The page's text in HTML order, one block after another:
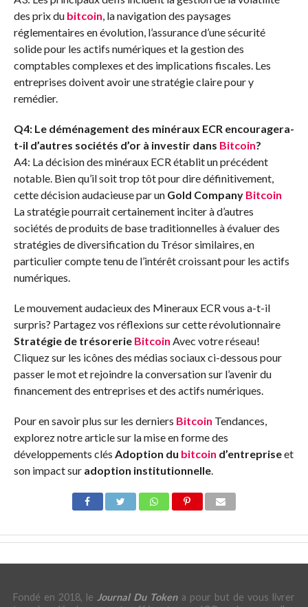
des prix du bitcoin , la navigation des paysages
réglementaires en évolution, l’assurance d’une sécurité
solide pour les actifs numériques et la gestion des
comptables complexes et des implications fiscales. Les
entreprises doivent avoir une stratégie claire pour y
remédier.
Q4: Le déménagement des minéraux ECR encouragera-
t-il d’autres sociétés d’or à investir dans Bitcoin?
A4: La décision des minéraux ECR établit un précédent
notable. Bien qu’il soit trop tôt pour dire définitivement,
cette décision audacieuse par un Gold Company Bitcoin
La stratégie pourrait certainement inciter à d’autres
sociétés de produits de base traditionnelles à évaluer des
stratégies de diversification du Trésor similaires, en
particulier compte tenu de l’intérêt croissant pour les actifs
numériques.
Le mouvement audacieux des Mineraux ECR vous a-t-il
surpris? Partagez vos réflexions sur cette révolutionnaire
Stratégie de trésorerie Bitcoin Avec votre réseau!
Cliquez sur les icônes des médias sociaux ci-dessous pour
passer le mot et rejoindre la conversation sur l’avenir du
financement des entreprises et des actifs numériques.
Pour en savoir plus sur les derniers Bitcoin Tendances,
explorez notre article sur la mise en forme des
développements clés Adoption du bitcoin d’entrepriseet
son impact sur adoption institutionnelle.
Fondé en 2018, le Journal Du Tokena pour but de vous livrer